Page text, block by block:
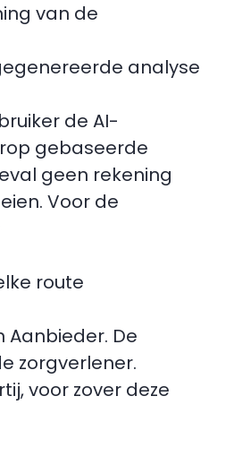
van de
analyse
de AI-
gebaseerde
geen rekening
Voor de
route
De
zorgverlener.
voor zover deze